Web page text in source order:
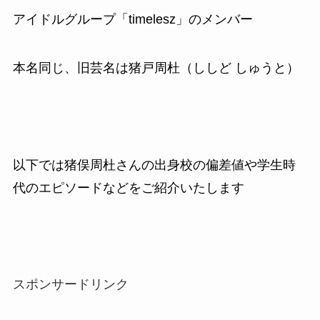
アイドルグループ「timelesz」のメンバー
本名同じ、旧芸名は猪戸周杜（ししど しゅうと）
以下では猪俣周杜さんの出身校の偏差値や学生時
代のエピソードなどをご紹介いたします
スポンサードリンク